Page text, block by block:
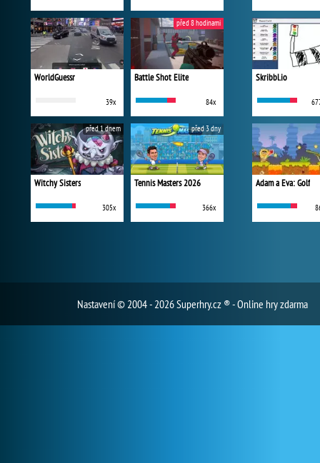
WorldGuessr
39x
Battle Shot Elite
84x
před 8 hodinami
Witchy Sisters
305x
před 1 dnem
Tennis Masters 2026
366x
před 3 dny
Skribbl.io
Adam a Eva: Golf
Nastavení© 2004 - 2026 Superhry.cz ® - Online hry zdarma